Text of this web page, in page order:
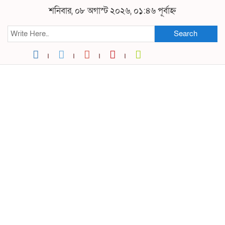
শনিবার, ০৮ অগাস্ট ২০২৬, ০১:৪৬ পূর্বাহ্ন
Search